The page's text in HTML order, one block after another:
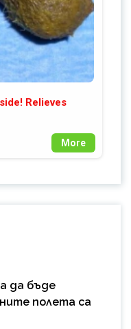
Relieves
More
да бъде
полета са